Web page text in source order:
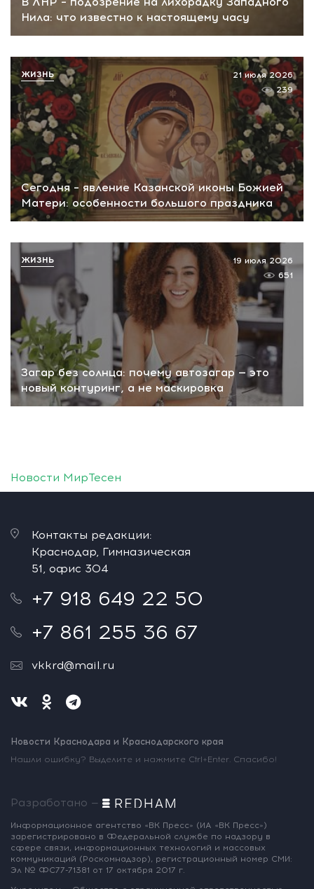
Нила: что известно к настоящему часу
Сегодня – явление Казанской иконы Божией
Матери: особенности большого праздника
21 июля 2026
239
ЖИЗНЬ
Загар без солнца: почему автозагар — это
новый контуринг, а не маскировка
19 июля 2026
651
ЖИЗНЬ
Новости МирТесен
Контакты редакции:
Краснодар, Гимназическая
51, офис 304
+7 918 649 22 50
+7 861 255 36 67
vkkrd@mail.ru
Новости Краснодара и Краснодарского края
Нашли ошибку? Выделите и нажмите Ctrl+Enter. Спасибо!
Разработано —
Информационное агентство «ВК Пресс» (ИА «ВК Пресс»)
зарегистрировано в Федеральной службе по надзору в
сфере связи, информационных технологий и массовых
коммуникаций (Роскомнадзор), регистрационный номер СМИ:
Эл № ФС77-71381 от 17 октября 2017 г.